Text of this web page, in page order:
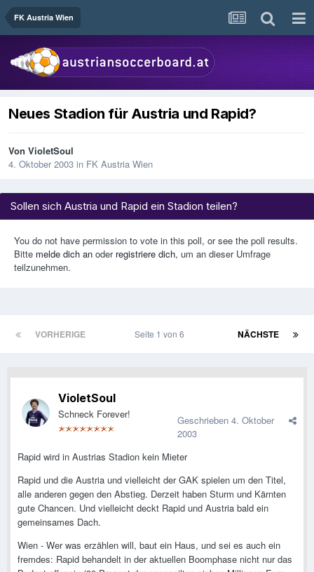
FK Austria Wien
Neues Stadion für Austria und Rapid?
Von VioletSoul
4. Oktober 2003 in FK Austria Wien
Sollen sich Austria und Rapid ein Stadion teilen?
You do not have permission to vote in this poll, or see the poll results.
Bitte melde dich an oder registriere dich, um an dieser Umfrage
teilzunehmen.
VORHERIGE NÄCHSTE
Seite 1 von 6
VioletSoul
Schneck Forever! Geschrieben 4. Oktober
2003
Rapid wird in Austrias Stadion kein Mieter
Rapid und die Austria und vielleicht der GAK spielen um den Titel,
alle anderen gegen den Abstieg. Derzeit haben Sturm und Kärnten
gute Chancen. Und vielleicht deckt Rapid und Austria bald ein
gemeinsames Dach.
Wien - Wer was erzählen will, baut ein Haus, und sei es auch ein
fremdes: Rapid behandelt in der aktuellen Boomphase nicht nur das